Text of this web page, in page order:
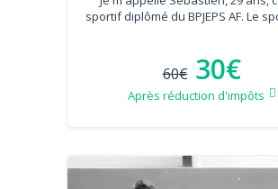
sportif diplômé du BPJEPS AF. Le
60€ 30€
Après réduction d'impôts